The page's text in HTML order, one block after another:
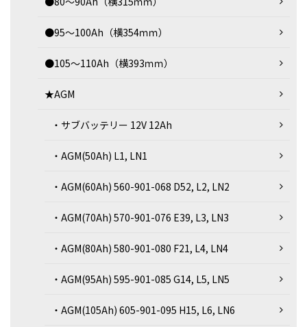
●95～100Ah（横354ｍｍ）
●105～110Ah（横393ｍｍ）
★AGM
・サブバッテリー 12V 12Ah
・AGM(50Ah) L1, LN1
・AGM(60Ah) 560-901-068 D52, L2, LN2
・AGM(70Ah) 570-901-076 E39, L3, LN3
・AGM(80Ah) 580-901-080 F21, L4, LN4
・AGM(95Ah) 595-901-085 G14, L5, LN5
・AGM(105Ah) 605-901-095 H15, L6, LN6